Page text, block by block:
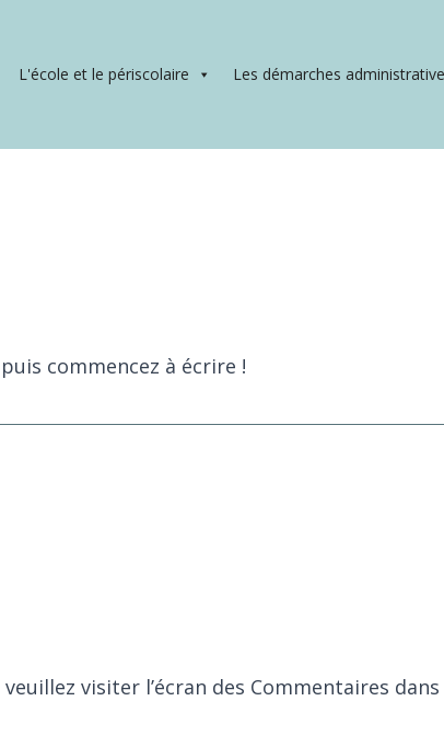
L'école et le périscolaire Les démarches
commencez à écrire !
visiter l’écran des Commentaires dans